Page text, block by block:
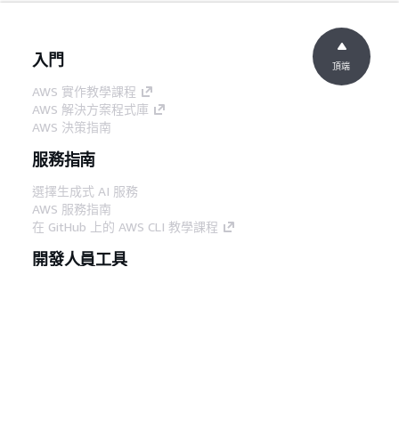
入門
AWS 實作教學課程
AWS 解決方案程式庫
AWS 決策指南
服務指南
選擇生成式 AI 服務
AWS 服務指南
在 GitHub 上的 AWS CLI 教學課程
開發人員工具
頂端